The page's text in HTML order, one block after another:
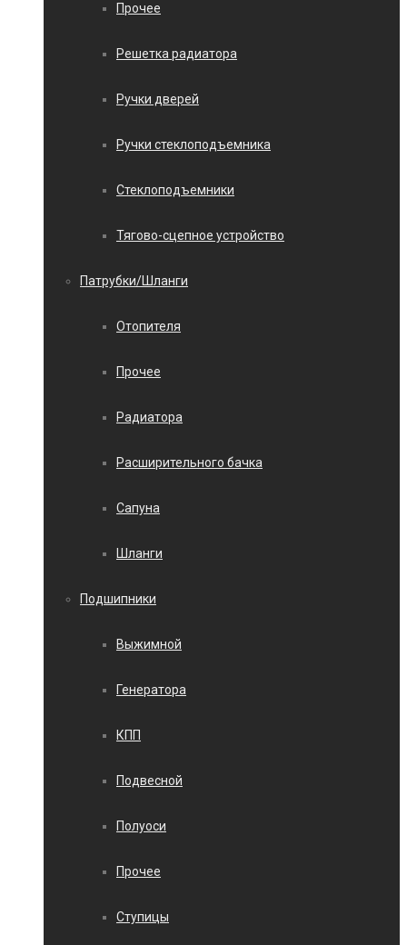
Прочее
Решетка радиатора
Ручки дверей
Ручки стеклоподъемника
Стеклоподъемники
Тягово-сцепное устройство
Патрубки/Шланги
Отопителя
Прочее
Радиатора
Расширительного бачка
Сапуна
Шланги
Подшипники
Выжимной
Генератора
КПП
Подвесной
Полуоси
Прочее
Ступицы